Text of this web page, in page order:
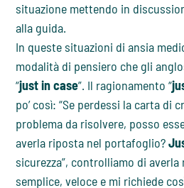
situazione mettendo in
alla guida.
In queste situazioni di ansia
modalità di pensiero che gli
“just in case”. Il ragionamento “
po’ così: “Se perdessi la carta di
problema da risolvere, posso
averla riposta nel portafoglio?
sicurezza”, controlliamo di
semplice, veloce e mi richiede